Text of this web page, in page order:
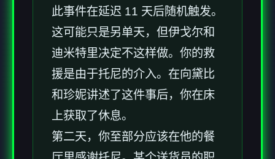
此事件在延迟 11 天后随机触发。
这可能只是另单天，但伊戈尔和
迪米特里决定不这样做。你的救
援是由于托尼的介入。在向黛比
和珍妮讲述了这件事后，你在床
上获取了休息。
第二天，你至部分应该在他的餐